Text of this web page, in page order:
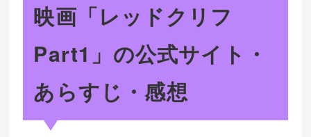
映画「レッドクリフ
Part1」の公式サイト・
あらすじ・感想